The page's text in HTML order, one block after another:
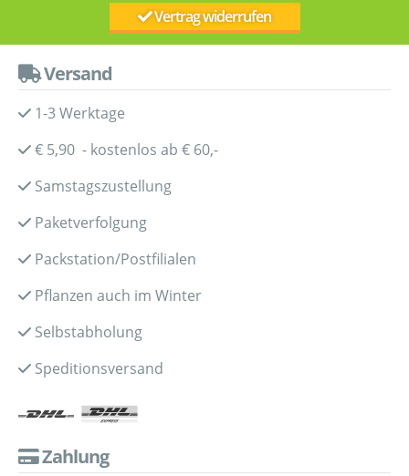
Vertrag widerrufen
Versand
1-3 Werktage
€ 5,90 - kostenlos ab € 60,-
Samstagszustellung
Paketverfolgung
Packstation/Postfilialen
Pflanzen auch im Winter
Selbstabholung
Speditionsversand
Zahlung